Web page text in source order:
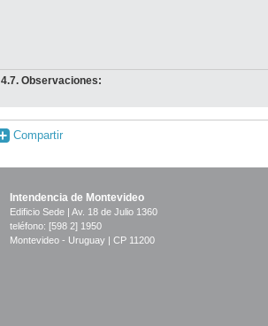
4.7. Observaciones:
Compartir
Intendencia de Montevideo
Edificio Sede | Av. 18 de Julio 1360
teléfono: [598 2] 1950
Montevideo - Uruguay | CP 11200